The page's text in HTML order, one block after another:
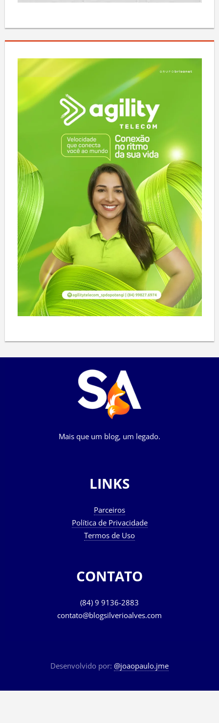
Mais que um blog, um legado.
LINKS
Parceiros
Política de Privacidade
Termos de Uso
CONTATO
(84) 9 9136-2883
contato@blogsilverioalves.com
Desenvolvido por: @joaopaulo.jme